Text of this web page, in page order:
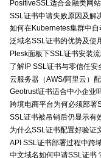
PositiveSSL适合金融类网
SSL证书申请失败原因及解
如何在Kubernetes集群中
泛域名SSL证书的优势及使
Plesk面板下SSL证书安装
了解IP SSL证书与零信任安
云服务器（AWS/阿里云）
Geotrust证书适合中小企业
跨境电商平台为何必须部署
SSL证书被吊销后仍显示有
为什么SSL证书配置好验证
API SSL证书部署过程中跨
中文域名如何申请SSL证书